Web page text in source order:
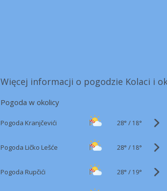
Więcej informacji o pogodzie Kolaci i
Pogoda w okolicy
Pogoda Kranjčevići 28° / 18°
Pogoda Ličko Lešće 28° / 18°
Pogoda Rupčići 28° / 19°